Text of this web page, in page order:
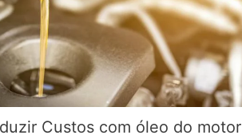
Custos com óleo do motor